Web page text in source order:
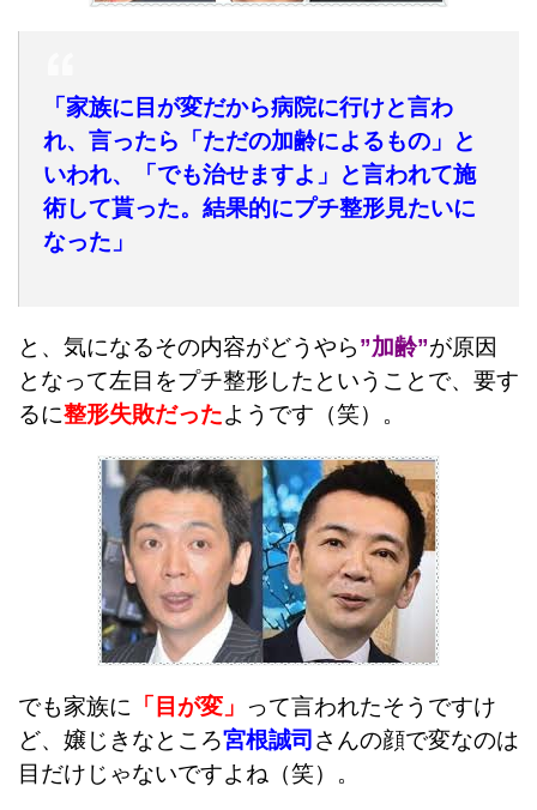
「家族に目が変だから病院に行けと言わ
れ、言ったら「ただの加齢によるもの」と
いわれ、「でも治せますよ」と言われて施
術して貰った。結果的にプチ整形見たいに
なった」
と、気になるその内容がどうやら”加齢”が原因
となって左目をプチ整形したということで、要す
るに整形失敗だったようです（笑）。
でも家族に 「目が変」
って言われたそうですけ
ど、嬢じきなところ宮根誠司 さんの顔で変なのは
目だけじゃないですよね（笑）。